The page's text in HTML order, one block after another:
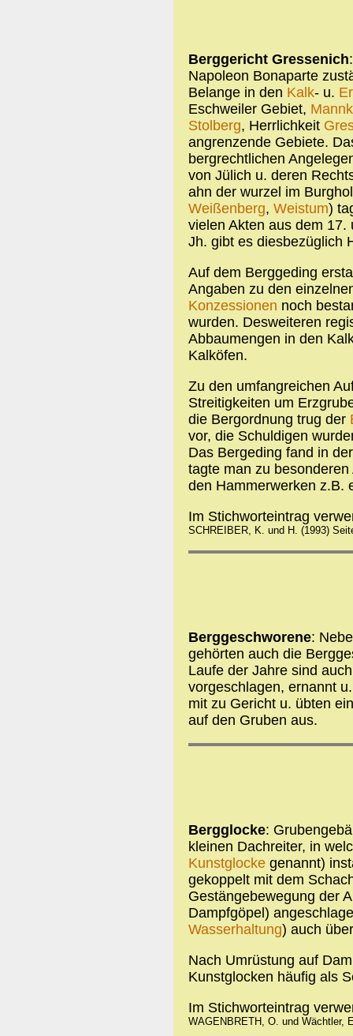
Berggericht Gressenich
Napoleon Bonaparte
Belange in den Kalk- u.
Eschweiler Gebiet,
Stolberg, Herrlichkeit
angrenzende Gebiete.
bergrechtlichen
von Jülich u. deren
ahn der wurzel im
Weißenberg, Weistum)
vielen Akten aus dem
Jh. gibt es diesbezüglich
Auf dem Berggeding
Angaben zu den
Konzessionen noch
wurden. Desweiteren
Abbaumengen in den
Kalköfen.
Zu den umfangreichen
Streitigkeiten um
die Bergordnung trug der
vor, die Schuldigen
Das Bergeding fand in
tagte man zu
den Hammerwerken z.B.
Im Stichworteintrag
SCHREIBER, K. und H. (1993)
Berggeschworene:
gehörten auch die
Laufe der Jahre sind
vorgeschlagen, ernannt
mit zu Gericht u. übten
auf den Gruben aus.
Bergglocke:
kleinen Dachreiter, in
Kunstglockegenannt)
gekoppelt mit dem
Gestängebewegung der
Dampfgöpel)
Wasserhaltung) auch
Nach Umrüstung auf
Kunstglocken häufig als
Im Stichworteintrag
WAGENBRETH, O. und Wächtler,